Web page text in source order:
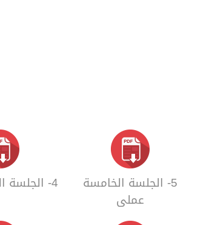
5- الجلسة الخامسة
عملي
4- الجلسة الرابعة عملي